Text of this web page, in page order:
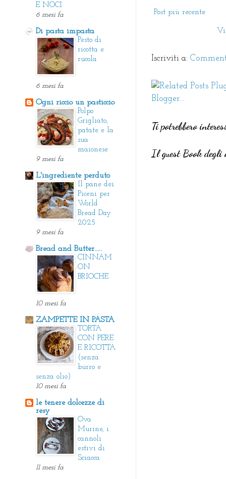
Post più recente
Iscriviti a:
Ti potrebbero
Il guest Book degli
E NOCI
6 mesi fa
Di pasta impasta
Pesto di
ricotta e
rucola
6 mesi fa
Ogni riccio un pasticcio
Polpo
Grigliato,
patate e la
sua
maionese
9 mesi fa
L'ingrediente perduto
Il pane dei
Piceni per
World
Bread Day
2025
9 mesi fa
Bread and Butter.....
CINNAM
ON
BRIOCHE
10 mesi fa
ZAMPETTE IN PASTA
TORTA
CON PERE
E RICOTTA
(senza
burro e
senza olio)
10 mesi fa
le tenere dolcezze di
resy
Ova
Murine, i
cannoli
estivi di
Sciacca
11 mesi fa